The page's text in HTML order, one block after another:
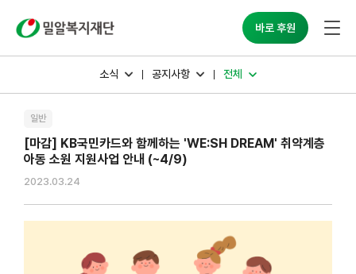
바로 후원
소식 공지사항 전체
일반
[마감] KB국민카드와 함께하는 'WE:SH DREAM' 취약계층
아동 소원 지원사업 안내 (~4/9)
2023.03.24